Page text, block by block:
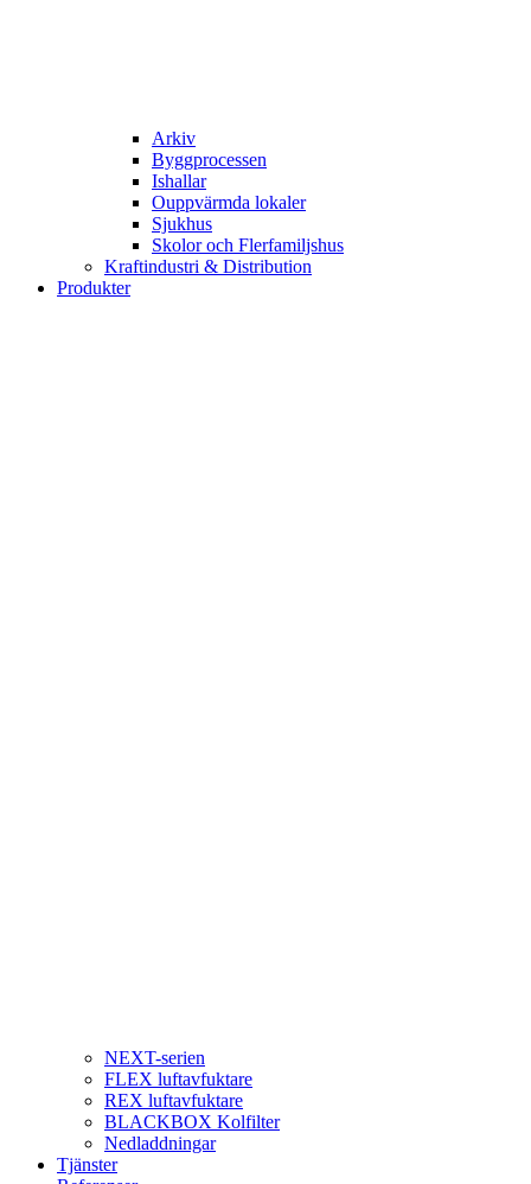
Arkiv
Byggprocessen
Ishallar
Ouppvärmda lokaler
Sjukhus
Skolor och Flerfamiljshus
Kraftindustri & Distribution
Produkter
NEXT-serien
FLEX luftavfuktare
REX luftavfuktare
BLACKBOX Kolfilter
Nedladdningar
Tjänster